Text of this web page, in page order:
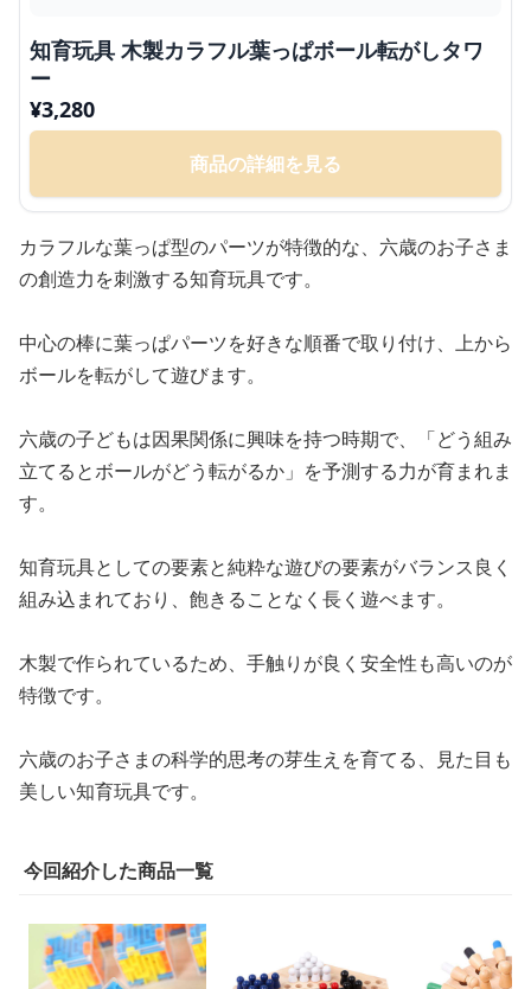
知育玩具 木製カラフル葉っぱボール転がしタワ
ー
¥3,280
商品の詳細を見る
カラフルな葉っぱ型のパーツが特徴的な、六歳のお子さま
の創造力を刺激する知育玩具です。
中心の棒に葉っぱパーツを好きな順番で取り付け、上から
ボールを転がして遊びます。
六歳の子どもは因果関係に興味を持つ時期で、「どう組み
立てるとボールがどう転がるか」を予測する力が育まれま
す。
知育玩具としての要素と純粋な遊びの要素がバランス良く
組み込まれており、飽きることなく長く遊べます。
木製で作られているため、手触りが良く安全性も高いのが
特徴です。
六歳のお子さまの科学的思考の芽生えを育てる、見た目も
美しい知育玩具です。
今回紹介した商品一覧